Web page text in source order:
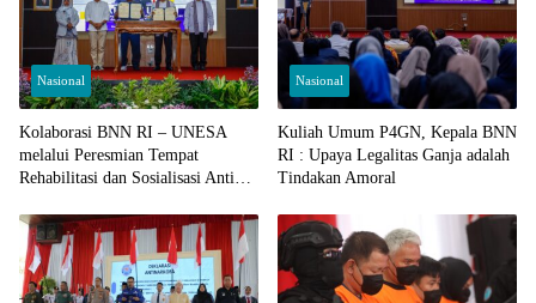
Nasional
Kolaborasi BNN RI – UNESA
melalui Peresmian Tempat
Rehabilitasi dan Sosialisasi Anti
Nasional
Kuliah Umum P4GN, Kepala BNN
RI : Upaya Legalitas Ganja adalah
Tindakan Amoral